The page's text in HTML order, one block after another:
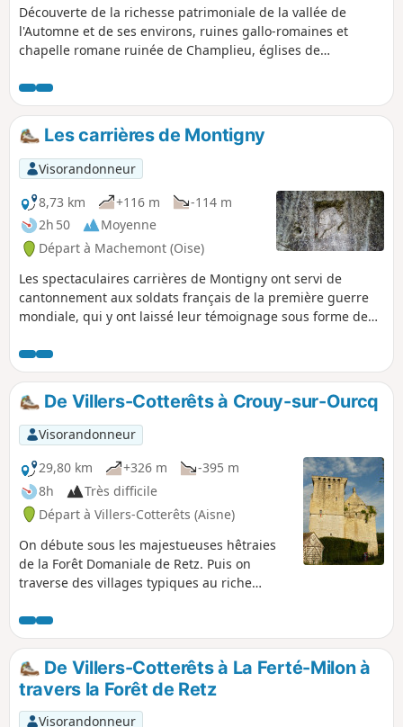
Découverte de la richesse patrimoniale de la vallée de
l'Automne et de ses environs, ruines gallo-romaines et
chapelle romane ruinée de Champlieu, églises de
de coteau en coteau offre de très jolis points de vue sur la
campagne et les vallons traversés.
Les carrières de Montigny
Visorandonneur
8,73 km
+116 m
-114 m
2h 50
Moyenne
Départ à Machemont (Oise)
Les spectaculaires carrières de Montigny ont servi de
cantonnement aux soldats français de la première guerre
mondiale, qui y ont laissé leur témoignage sous forme de
Machemontoise, fait revivre ces lieux et y organise des
visites. Cette randonnée se propose de gagner à pied ces
carrières, principalement à travers bois, tout en passant en
revue le patrimoine de la commune.
De Villers-Cotterêts à Crouy-sur-Ourcq
Visorandonneur
29,80 km
+326 m
-395 m
8h
Très difficile
Départ à Villers-Cotterêts (Aisne)
On débute sous les majestueuses hêtraies
de la Forêt Domaniale de Retz. Puis on
traverse des villages typiques au riche
surplombe les vallées de l'Ourcq et de ses
affluents. On découvre le début du Canal de
l'Ourcq. Le Donjon du Houssoy nous
accueille en fin de parcours à Crouy-sur-
Ourcq.
De Villers-Cotterêts à La Ferté-Milon à
travers la Forêt de Retz
Visorandonneur